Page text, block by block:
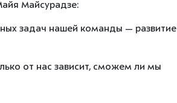
Майсурадзе:
задач нашей команды — развитие
от нас зависит, сможем ли мы